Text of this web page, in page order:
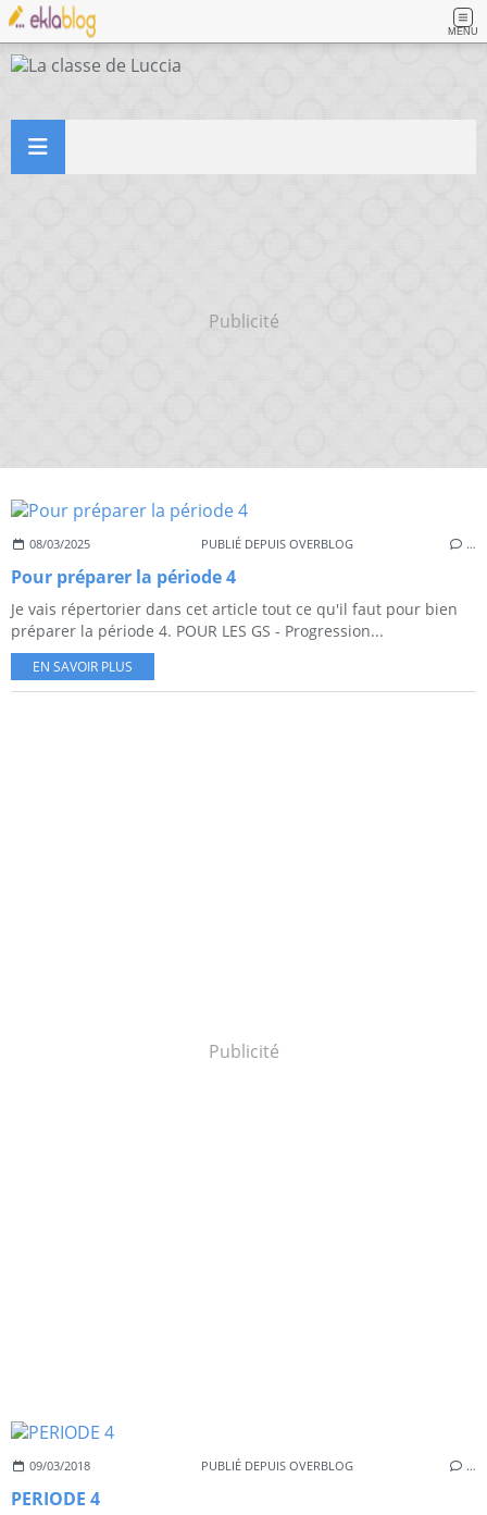
MENU
Publicité
08/03/2025 PUBLIÉ DEPUIS OVERBLOG …
Pour préparer la période 4
Je vais répertorier dans cet article tout ce qu'il faut pour bien
préparer la période 4. POUR LES GS - Progression...
EN SAVOIR PLUS
Publicité
09/03/2018 PUBLIÉ DEPUIS OVERBLOG …
PERIODE 4